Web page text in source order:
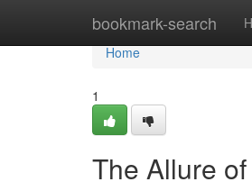
bookmark-search
Home
Home
1
The Allure